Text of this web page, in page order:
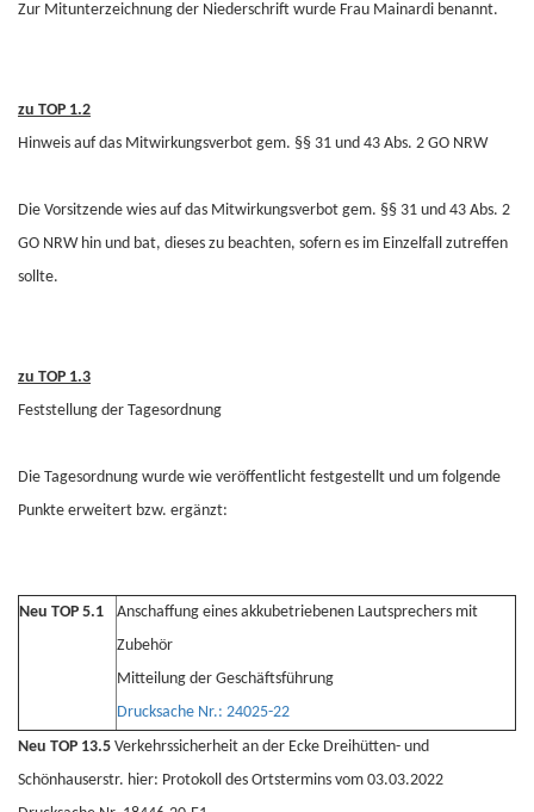
Zur Mitunterzeichnung der Niederschrift wurde Frau Mainardi benannt.
zu TOP 1.2
Hinweis auf das Mitwirkungsverbot gem. §§ 31 und 43 Abs. 2 GO NRW
Die Vorsitzende wies auf das Mitwirkungsverbot gem. §§ 31 und 43 Abs. 2
GO NRW hin und bat, dieses zu beachten, sofern es im Einzelfall zutreffen
sollte.
zu TOP 1.3
Feststellung der Tagesordnung
Die Tagesordnung wurde wie veröffentlicht festgestellt und um folgende
Punkte erweitert bzw. ergänzt:
Neu TOP 5.1
Anschaffung eines akkubetriebenen Lautsprechers mit
Zubehör
Mitteilung der Geschäftsführung
Drucksache Nr.: 24025-22
Neu TOP 13.5 Verkehrssicherheit an der Ecke Dreihütten- und
Schönhauserstr. hier: Protokoll des Ortstermins vom 03.03.2022